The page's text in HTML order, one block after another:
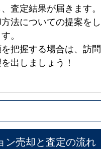
査定結果が届きます。
法についての提案をし
。
把握する場合は、訪問
出しましょう！
ン売却と査定の流れ